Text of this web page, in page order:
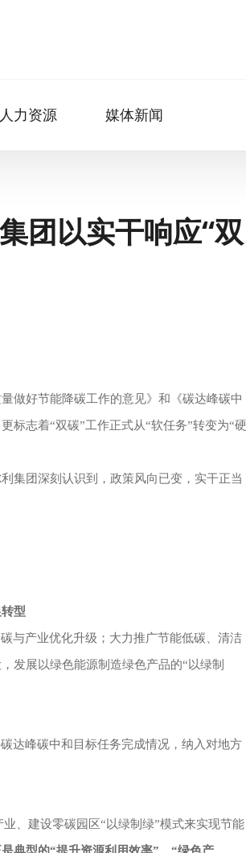
人力资源 媒体新闻
团以实干响应“双
做好节能降碳工作的意见》和《碳达峰碳中
标志着“双碳”工作正式从“软任务”转变为“硬
集团深刻认识到，政策风向已变，实干正当
型
与产业优化升级；大力推广节能低碳、清洁
发展以绿色能源制造绿色产品的“以绿制
达峰碳中和目标任务完成情况，纳入对地方
、建设零碳园区“以绿制绿”模式来实现节能